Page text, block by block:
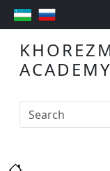
ACADEMY